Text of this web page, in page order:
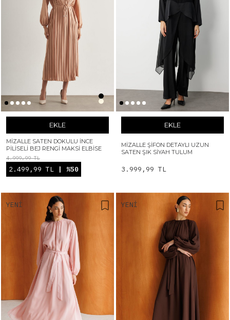
EKLE
MIZALLE SATEN DOKULU İNCE
PILISELI BEJ RENGI MAKSI ELBISE
4.999,99 TL
2.499,99 TL | %50
EKLE
MIZALLE ŞIFON DETAYLI UZUN
SATEN ŞIK SIYAH TULUM
3.999,99 TL
YENI YENI